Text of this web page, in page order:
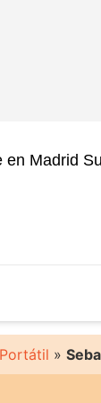
en Madrid
»